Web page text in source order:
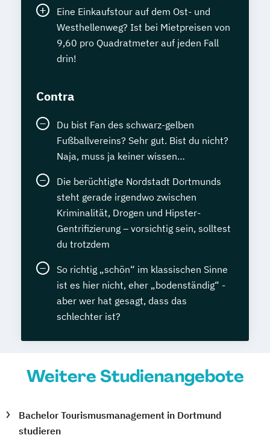
Eine Einkaufstour auf dem Ost- und
Westhellenweg? Ist bei Mietpreisen von
9,60 pro Quadratmeter auf jeden Fall
drin!
Contra
Du bist Fan des schwarz-gelben
Fußballvereins? Sehr gut. Bist du nicht?
Naja, muss ja keiner wissen…
Die berüchtigte Nordstadt Dortmunds
steht gerade irgendwo zwischen
Kriminalität, Drogen und Hipster-
Gentrifizierung – vorsichtig sein, solltest
du trotzdem
So richtig „schön“ im klassischen Sinne
ist es hier nicht, eher „bodenständig“ -
aber wer hat gesagt, dass das
schlechter ist?
Weitere Studienangebote
Bachelor Tourismusmanagement in Dortmund
studieren